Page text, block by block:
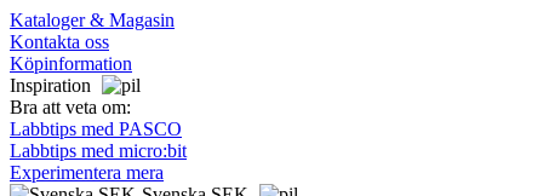
Kataloger & Magasin
Kontakta oss
Köpinformation
Inspiration
Bra att veta om:
Labbtips med PASCO
Labbtips med micro:bit
Experimentera mera